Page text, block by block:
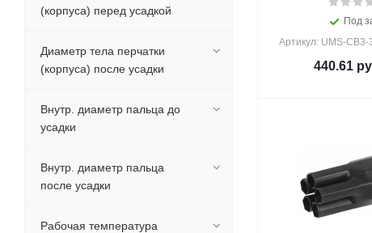
Под
Артикул: UMS-
440.61
(корпуса) перед усадкой
Диаметр тела перчатки
(корпуса) после усадки
Внутр. диаметр пальца до
усадки
Внутр. диаметр пальца
после усадки
Рабочая температура